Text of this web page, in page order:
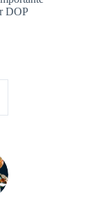
DOP